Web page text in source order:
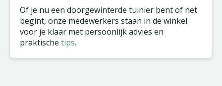
Of je nu een doorgewinterde tuinier bent of net
begint, onze medewerkers staan in de winkel
voor je klaar met persoonlijk advies en
praktische tips.